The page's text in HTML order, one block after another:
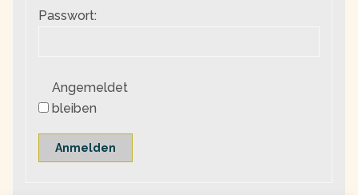
Passwort:
Angemeldet
bleiben
Anmelden